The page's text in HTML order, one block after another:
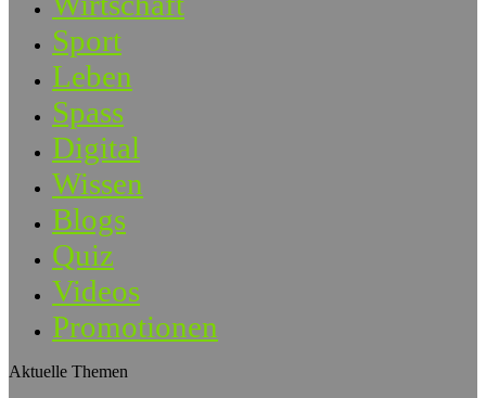
Sport
Leben
Spass
Digital
Wissen
Blogs
Quiz
Videos
Promotionen
Aktuelle Themen